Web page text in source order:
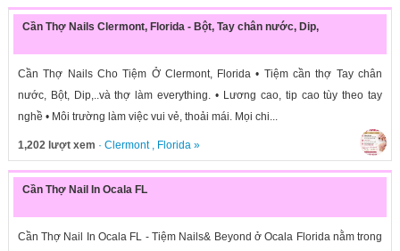
Cần Thợ Nails Clermont, Florida - Bột, Tay chân nước, Dip,
Cần Thợ Nails Cho Tiệm Ở Clermont, Florida • Tiệm cần thợ Tay chân
nước, Bột, Dip,..và thợ làm everything. • Lương cao, tip cao tùy theo tay
nghề • Môi trường làm việc vui vẻ, thoải mái. Mọi chi...
1,202 lượt xem · Clermont , Florida»
Cần Thợ Nail In Ocala FL
Cần Thợ Nail In Ocala FL - Tiệm Nails& Beyond ở Ocala Florida nằm trong